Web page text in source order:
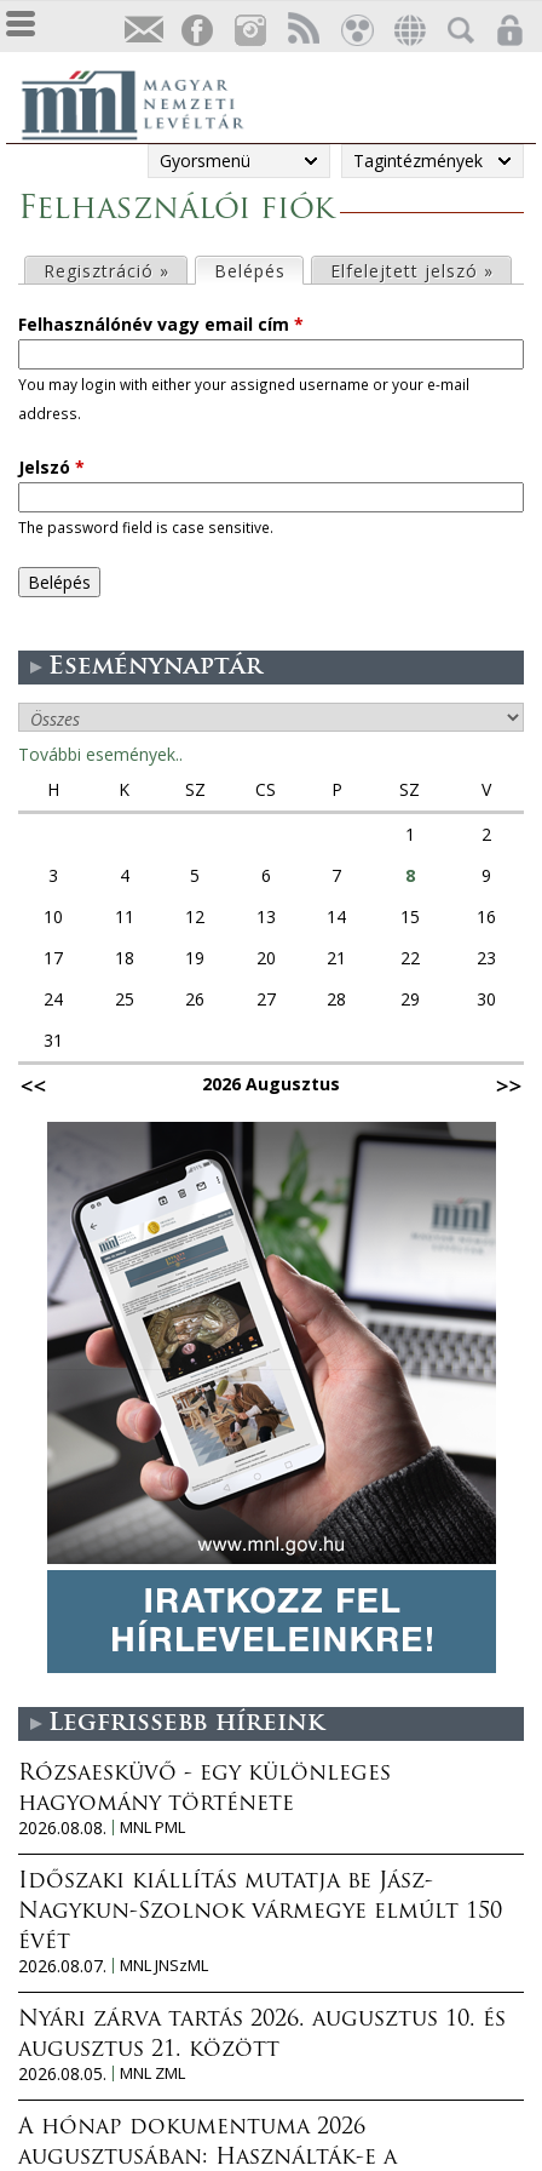
Gyorsmenü Tagintézmények
Felhasználói fiók
l
s
ő
d
l
e
e
s
Regisztráció » Belépés (aktív fül)Elfelejtett jelszó »
Felhasználónév vagy email cím *
You may login with either your assigned username or your e-mail
address.
Jelszó *
The password field is case sensitive.
Eseménynaptár
További események..
H
K SZ CS P SZ
V
1
2
3
4 5 6 7 8
9
10
11 12 13 14 15
16
17
18 19 20 21 22
23
24
25 26 27 28 29
30
31
2026 Augusztus
Legfrissebb híreink
Rózsaesküvő - egy különleges
hagyomány története
2026.08.08.
MNL PML
Időszaki kiállítás mutatja be Jász-
Nagykun-Szolnok vármegye elmúlt 150
évét
2026.08.07.
MNL JNSzML
Nyári zárva tartás 2026. augusztus 10. és
augusztus 21. között
2026.08.05.
MNL ZML
A hónap dokumentuma 2026
augusztusában: Használták-e a